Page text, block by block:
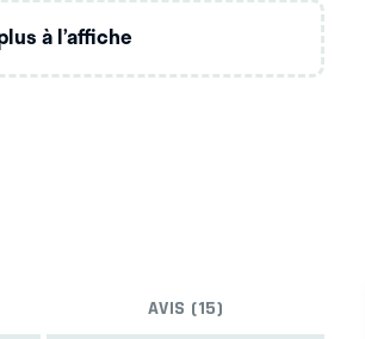
à l’affiche
AVIS (15)